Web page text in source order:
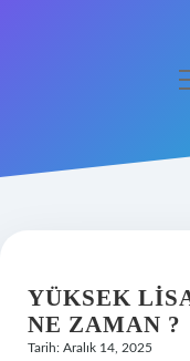
Hakkımızda
YÜKSEK
NE ZAMAN ?
Tarih: Aralık 14, 2025